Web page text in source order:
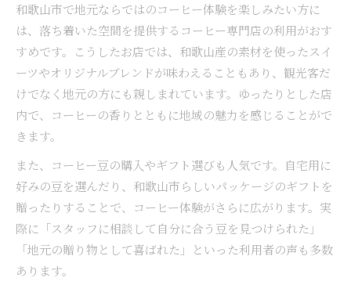
和歌山市で地元ならではのコーヒー体験を楽しみたい方に
は、落ち着いた空間を提供するコーヒー専門店の利用がおす
すめです。こうしたお店では、和歌山産の素材を使ったスイ
ーツやオリジナルブレンドが味わえることもあり、観光客だ
けでなく地元の方にも親しまれています。ゆったりとした店
内で、コーヒーの香りとともに地域の魅力を感じることがで
きます。
また、コーヒー豆の購入やギフト選びも人気です。自宅用に
好みの豆を選んだり、和歌山市らしいパッケージのギフトを
贈ったりすることで、コーヒー体験がさらに広がります。実
際に「スタッフに相談して自分に合う豆を見つけられた」
「地元の贈り物として喜ばれた」といった利用者の声も多数
あります。